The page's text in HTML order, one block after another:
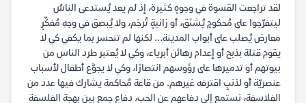
لقد تراجعت القسوة في وجوهٍ كثيرة، إذ لم يعد يُستدعى الناسُ
ليتفرّجوا على مُحكومٍ يُشنَق، أو زانيةٍ تُرجَم، ولا يُبصق في وجهِ مُفكّرٍ
معارض يُصلب على أبواب المدينة… لكنها لم تنحسر بما يكفي كي لا
يقوم قتلة بذبح أو إعدام رهائن أبرياء، وكي لا يُعتبر طرد الناس من
بيوتهم أو تدميرها على رؤوسهم انتصارًا، وكي لا يجوَّع أطفال لأسباب
عنصريّة أو لذنبٍ اقترفه غيرهم. من قاعة مُحاكمة يشارك فيها عدد من
الفلاسفة، نستمع إلى دفاعهم عن الحب، دفاع جمع بين بهجة الفلسفة